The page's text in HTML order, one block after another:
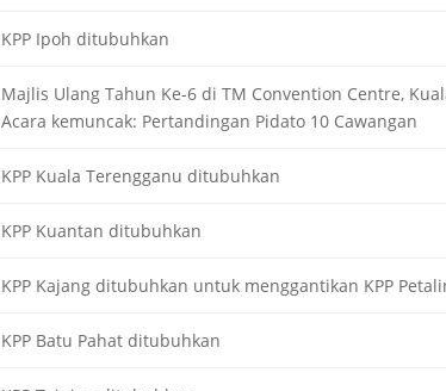
KPP Ipoh ditubuhkan
Majlis Ulang Tahun Ke-6 di TM Convention Centre,
Acara kemuncak: Pertandingan Pidato 10 Cawangan
KPP Kuala Terengganu ditubuhkan
KPP Kuantan ditubuhkan
KPP Kajang ditubuhkan untuk menggantikan KPP
KPP Batu Pahat ditubuhkan